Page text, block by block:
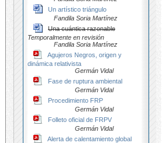
Un artístico triángulo
Fandila Soria Martínez
Una cuántica razonable
Temporalmente en revisión
Fandila Soria Martínez
Agujeros Negros, origen y
dinámica relativista
Germán Vidal
Fase de ruptura ambiental
Germán Vidal
Procedimiento FRP
Germán Vidal
Folleto oficial de FRPV
Germán Vidal
Alerta de calentamiento global